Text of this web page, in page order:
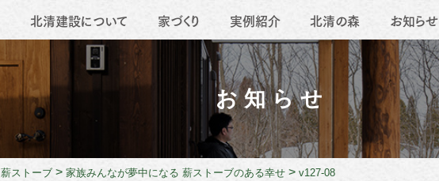
北清建設について
会社概要 職人たち
家づくり 実例紹介
薪ストーブ 移住 リフォーム
北清の森 お知らせ
お知らせ
薪ストーブ > 家族みんなが夢中になる 薪ストーブのある幸せ > v127-08